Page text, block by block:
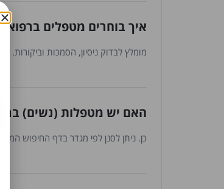
איך בוחרים מטפלים
מומלץ לבדוק ניסיון, הסמכות וביקורות.
האם יש מטפלות (נשים)
כן. ניתן לסנן לפי מגדר בדף החיפוש